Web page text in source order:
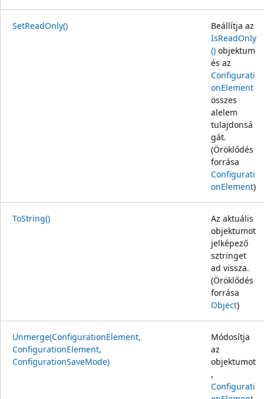
SetReadOnly()
Beállítja az
IsReadOnly
() objektum
és az
Configurati
onElement
összes
alelem
tulajdonsá
gát.
(Öröklődés
forrása
Configurati
onElement)
ToString()
Az aktuális
objektumot
jelképező
sztringet
ad vissza.
(Öröklődés
forrása
Object)
Unmerge(ConfigurationElement,
ConfigurationElement,
ConfigurationSaveMode)
Módosítja
az
objektumot
,
Configurati